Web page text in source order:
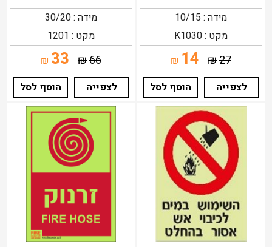
מידה : 10/15
מקט : K1030
27
₪
14
₪
לצפייה
הוסף לסל
מידה : 30/20
מקט : 1201
66
₪
33
₪
לצפייה
הוסף לסל